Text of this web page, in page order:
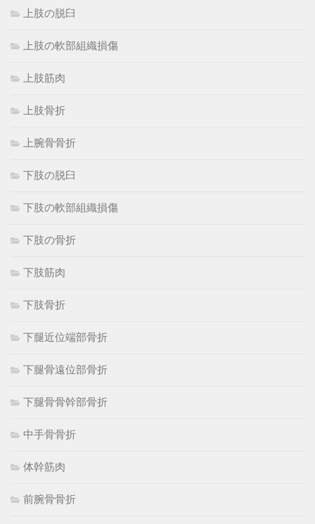
上肢の脱臼
上肢の軟部組織損傷
上肢筋肉
上肢骨折
上腕骨骨折
下肢の脱臼
下肢の軟部組織損傷
下肢の骨折
下肢筋肉
下肢骨折
下腿近位端部骨折
下腿骨遠位部骨折
下腿骨骨幹部骨折
中手骨骨折
体幹筋肉
前腕骨骨折